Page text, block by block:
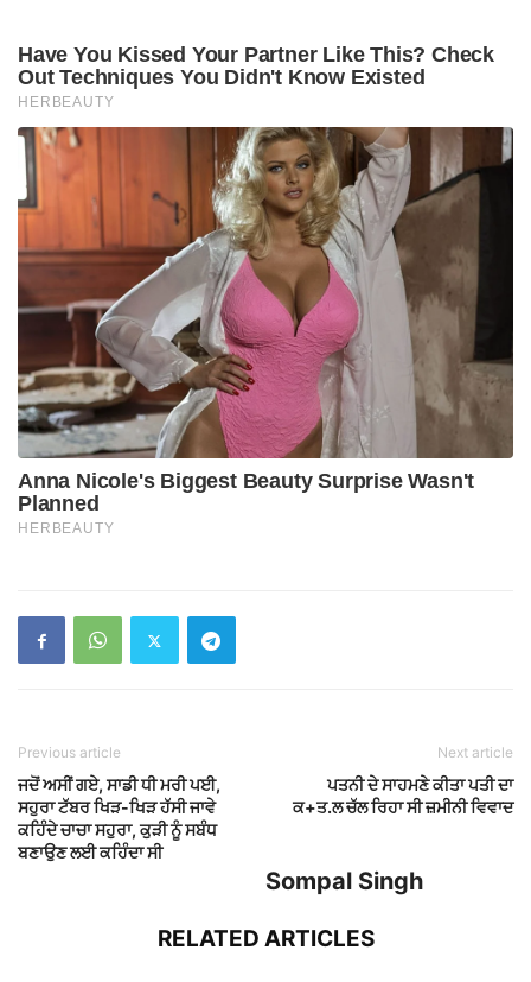
Previous article
ਜਦੋਂ ਅਸੀਂ ਗਏ, ਸਾਡੀ ਧੀ ਮਰੀ ਪਈ,
ਸਹੁਰਾ ਟੱਬਰ ਖਿੜ-ਖਿੜ ਹੱਸੀ ਜਾਵੇ
ਕਹਿੰਦੇ ਚਾਚਾ ਸਹੁਰਾ, ਕੁੜੀ ਨੂੰ ਸਬੰਧ
ਬਣਾਉਣ ਲਈ ਕਹਿੰਦਾ ਸੀ
Next article
ਪਤਨੀ ਦੇ ਸਾਹਮਣੇ ਕੀਤਾ ਪਤੀ ਦਾ
ਕ+ਤ.ਲ ਚੱਲ ਰਿਹਾ ਸੀ ਜ਼ਮੀਨੀ ਵਿਵਾਦ
Sompal Singh
RELATED ARTICLES